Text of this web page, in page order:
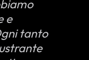
e
tanto